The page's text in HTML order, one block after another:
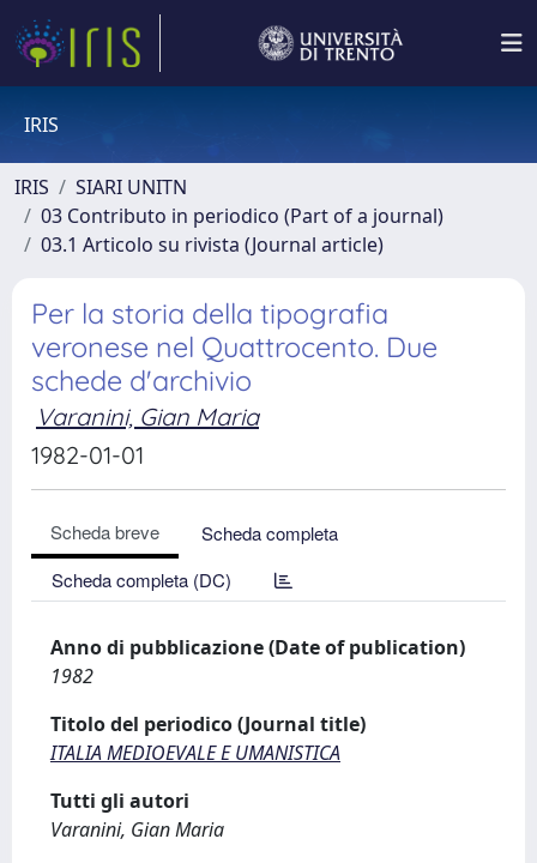
IRIS
IRIS
SIARI UNITN
03 Contributo in periodico (Part of a journal)
03.1 Articolo su rivista (Journal article)
Per la storia della tipografia
veronese nel Quattrocento. Due
schede d'archivio
Varanini, Gian Maria
1982-01-01
Scheda breve
Scheda completa
Scheda completa (DC)
Anno di pubblicazione (Date of publication)
1982
Titolo del periodico (Journal title)
ITALIA MEDIOEVALE E UMANISTICA
Tutti gli autori
Varanini, Gian Maria